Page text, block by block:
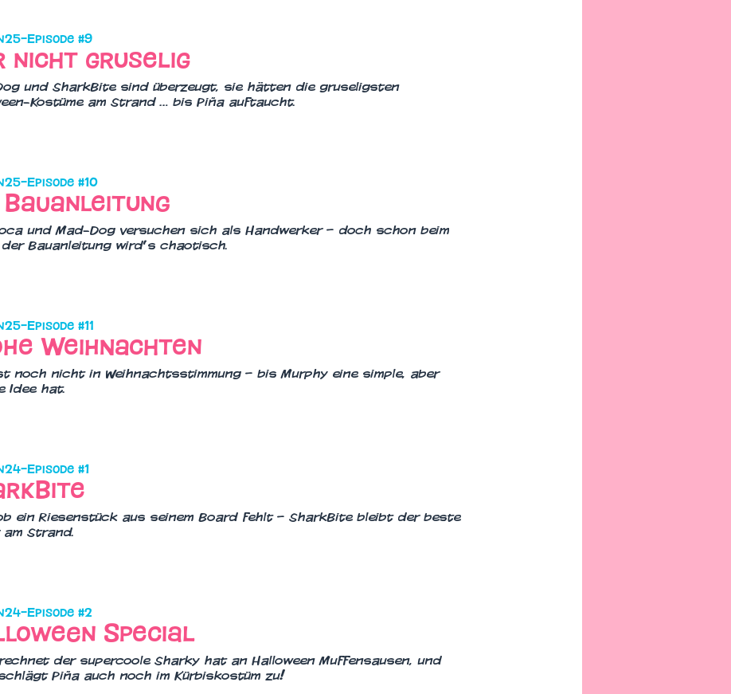
25–Episode #9
nicht gruselig
und SharkBite sind überzeugt, sie hätten die gruseligsten
Kostüme am Strand … bis Piña auftaucht.
25–Episode #10
Bauanleitung
und Mad-Dog versuchen sich als Handwerker – doch schon beim
der Bauanleitung wird’s chaotisch.
25–Episode #11
Weihnachten
noch nicht in Weihnachtsstimmung – bis Murphy eine simple, aber
Idee hat.
24–Episode #1
ein Riesenstück aus seinem Board fehlt – SharkBite bleibt der beste
Strand.
24–Episode #2
Special
der supercoole Sharky hat an Halloween Muffensausen, und
Piña auch noch im Kürbiskostüm zu!